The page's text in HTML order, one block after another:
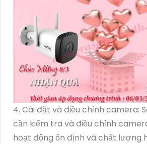
4. Cài đặt và điều chỉnh camera:
cần kiểm tra và điều chỉnh
hoạt động ổn định và chất lượng